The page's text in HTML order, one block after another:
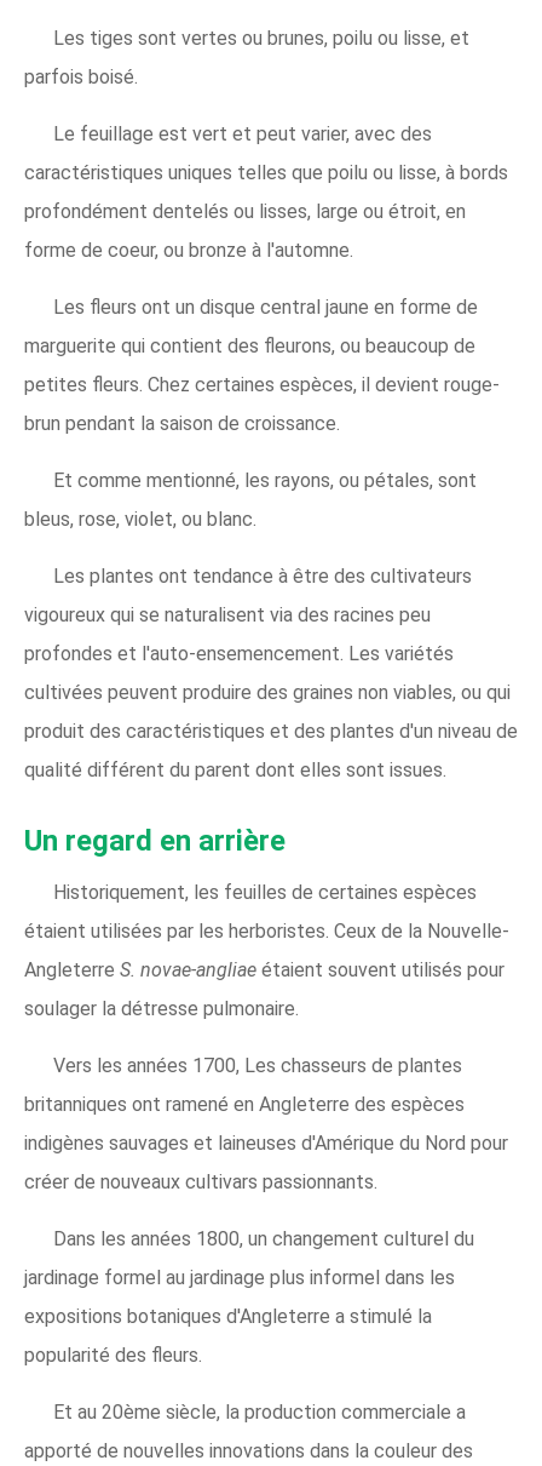
Les tiges sont vertes ou brunes, poilu ou lisse, et
parfois boisé.
Le feuillage est vert et peut varier, avec des
caractéristiques uniques telles que poilu ou lisse, à bords
profondément dentelés ou lisses, large ou étroit, en
forme de coeur, ou bronze à l'automne.
Les fleurs ont un disque central jaune en forme de
marguerite qui contient des fleurons, ou beaucoup de
petites fleurs. Chez certaines espèces, il devient rouge-
brun pendant la saison de croissance.
Et comme mentionné, les rayons, ou pétales, sont
bleus, rose, violet, ou blanc.
Les plantes ont tendance à être des cultivateurs
vigoureux qui se naturalisent via des racines peu
profondes et l'auto-ensemencement. Les variétés
cultivées peuvent produire des graines non viables, ou qui
produit des caractéristiques et des plantes d'un niveau de
qualité différent du parent dont elles sont issues.
Un regard en arrière
Historiquement, les feuilles de certaines espèces
étaient utilisées par les herboristes. Ceux de la Nouvelle-
Angleterre S. novae-angliae étaient souvent utilisés pour
soulager la détresse pulmonaire.
Vers les années 1700, Les chasseurs de plantes
britanniques ont ramené en Angleterre des espèces
indigènes sauvages et laineuses d'Amérique du Nord pour
créer de nouveaux cultivars passionnants.
Dans les années 1800, un changement culturel du
jardinage formel au jardinage plus informel dans les
expositions botaniques d'Angleterre a stimulé la
popularité des fleurs.
Et au 20ème siècle, la production commerciale a
apporté de nouvelles innovations dans la couleur des